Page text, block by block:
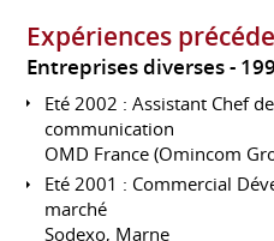
Expériences
Entreprises diverses
Eté 2002 : Assistant Chef
communication
OMD France (Omincom
Eté 2001 : Commercial
marché
Sodexo, Marne